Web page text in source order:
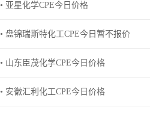
• 亚星化学CPE今日价格
• 盘锦瑞斯特化工CPE今日暂不报价
• 山东臣茂化学CPE今日价格
• 安徽汇利化工CPE今日价格